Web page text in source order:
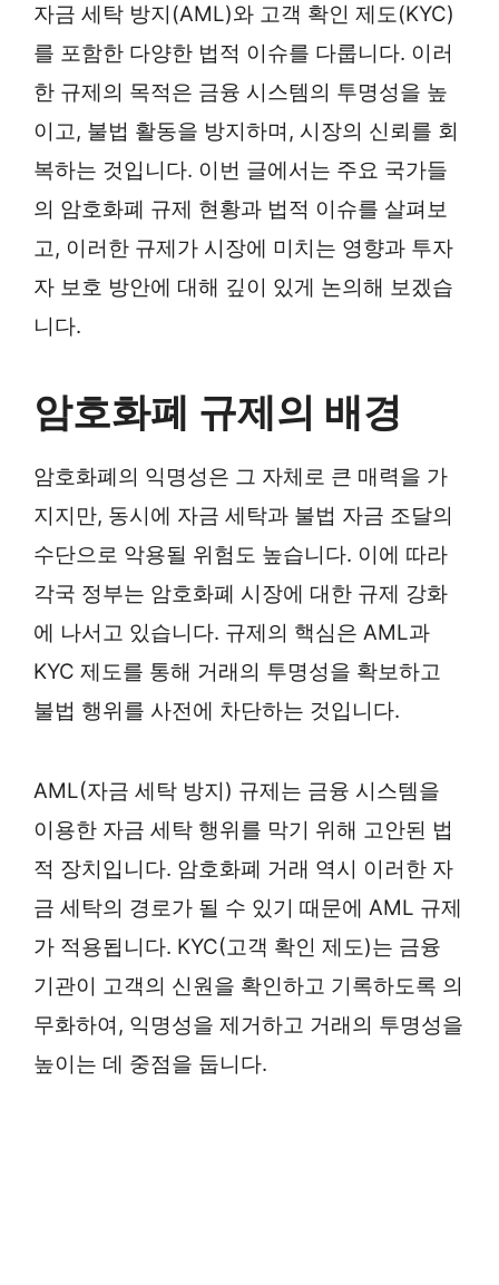
자금 세탁 방지(AML)와 고객 확인 제도(KYC)
를 포함한 다양한 법적 이슈를 다룹니다. 이러
한 규제의 목적은 금융 시스템의 투명성을 높
이고, 불법 활동을 방지하며, 시장의 신뢰를 회
복하는 것입니다. 이번 글에서는 주요 국가들
의 암호화폐 규제 현황과 법적 이슈를 살펴보
고, 이러한 규제가 시장에 미치는 영향과 투자
자 보호 방안에 대해 깊이 있게 논의해 보겠습
니다.
암호화폐 규제의 배경
암호화폐의 익명성은 그 자체로 큰 매력을 가
지지만, 동시에 자금 세탁과 불법 자금 조달의
수단으로 악용될 위험도 높습니다. 이에 따라
각국 정부는 암호화폐 시장에 대한 규제 강화
에 나서고 있습니다. 규제의 핵심은 AML과
KYC 제도를 통해 거래의 투명성을 확보하고
불법 행위를 사전에 차단하는 것입니다.
AML(자금 세탁 방지) 규제는 금융 시스템을
이용한 자금 세탁 행위를 막기 위해 고안된 법
적 장치입니다. 암호화폐 거래 역시 이러한 자
금 세탁의 경로가 될 수 있기 때문에 AML 규제
가 적용됩니다. KYC(고객 확인 제도)는 금융
기관이 고객의 신원을 확인하고 기록하도록 의
무화하여, 익명성을 제거하고 거래의 투명성을
높이는 데 중점을 둡니다.